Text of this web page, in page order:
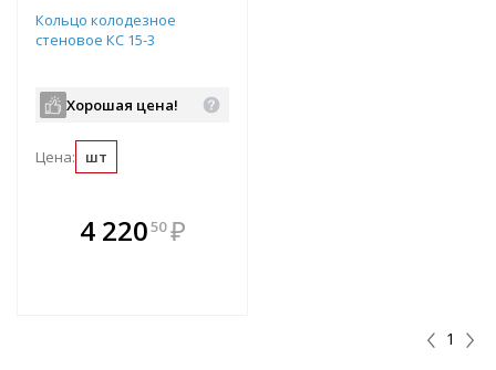
Кольцо колодезное
стеновое КС 15-3
Хорошая цена!
Цена: шт
4 22050 ₽
1